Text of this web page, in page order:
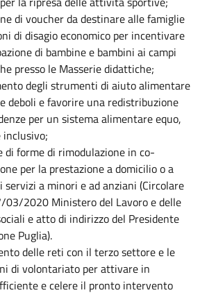
di voucher da destinare alle famiglie
di disagio economico per incentivare
di bambine e bambini ai campi
presso le Masserie didattiche;
degli strumenti di aiuto alimentare
deboli e favorire una redistribuzione
per un sistema alimentare equo,
inclusivo;
di forme di rimodulazione in co-
per la prestazione a domicilio o a
servizi a minori e ad anziani (Circolare
03/2020 Ministero del Lavoro e delle
e atto di indirizzo del Presidente
Puglia).
delle reti con il terzo settore e le
di volontariato per attivare in
e celere il pronto intervento